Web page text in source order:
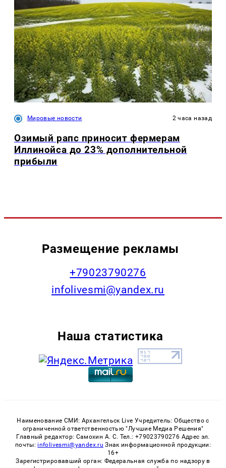
Мировые новости 2 часа назад
Озимый рапс приносит фермерам
Иллинойса до 23% дополнительной
прибыли
Размещение рекламы
+79023790276
infolivesmi@yandex.ru
Наша статистика
Наименование СМИ: Архангельск Live Учредитель: Общество с
ограниченной ответственностью "Лучшие Медиа Решения"
Главный редактор: Самохин А. С. Тел.: +79023790276 Адрес эл.
почты: infolivesmi@yandex.ru Знак информационной продукции:
16+
Зарегистрировавший орган: Федеральная служба по надзору в